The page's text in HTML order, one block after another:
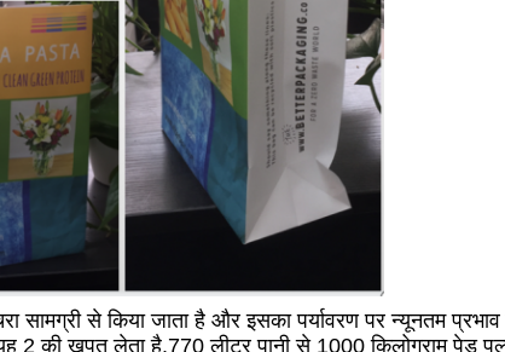
सामग्री से किया जाता है और इसका पर्यावरण पर न्यूनतम
2 की खपत लेता है.770 लीटर पानी से 1000 किलोग्राम पेड